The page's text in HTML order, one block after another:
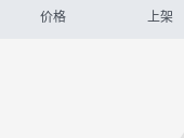
价格 上架